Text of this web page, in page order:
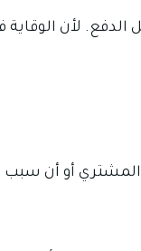
لأن الوقاية
أو أن سبب